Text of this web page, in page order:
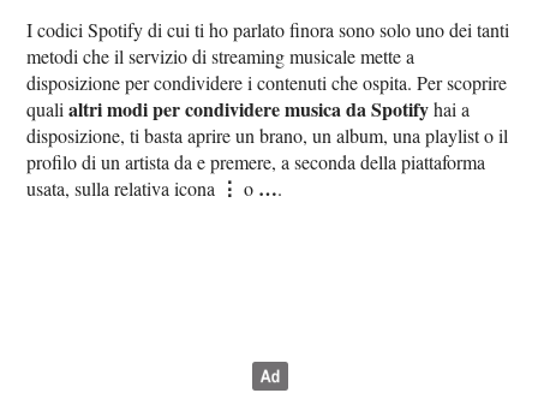
I codici Spotify di cui ti ho parlato finora sono solo uno dei tanti
metodi che il servizio di streaming musicale mette a
disposizione per condividere i contenuti che ospita. Per scoprire
qualialtri modi per condividere musica da Spotifyhai a
disposizione, ti basta aprire un brano, un album, una playlist o il
profilo di un artista da e premere, a seconda della piattaforma
usata, sulla relativa icona ⋮ o ….